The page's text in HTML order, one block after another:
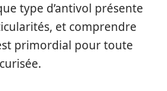
type d’antivol présente
et comprendre
primordial pour toute